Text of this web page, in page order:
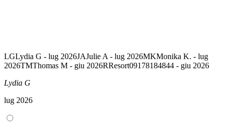
LGLydia G - lug 2026JAJulie A - lug 2026MKMonika K. - lug
2026TMThomas M - giu 2026RResort09178184844 - giu 2026
Lydia G
lug 2026